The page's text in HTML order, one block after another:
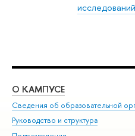
исследований
О КАМПУСЕ
Сведения об образовательной
Руководство и структура